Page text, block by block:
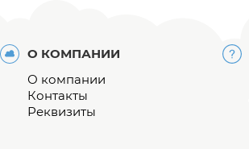
О КОМПАНИИ
О компании
Контакты
Реквизиты